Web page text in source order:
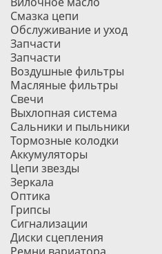
Смазка цепи
Обслуживание и уход
Запчасти
Запчасти
Воздушные фильтры
Масляные фильтры
Свечи
Выхлопная система
Сальники и пыльники
Тормозные колодки
Аккумуляторы
Цепи звезды
Зеркала
Оптика
Грипсы
Сигнализации
Диски сцепления